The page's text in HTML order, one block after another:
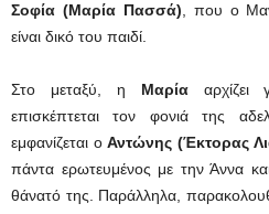
Σοφία (Μαρία Πασσά), που ο
είναι δικό του παιδί.
Στο μεταξύ, η Μαρία
επισκέπτεται τον φονιά της
εμφανίζεται οΑντώνης (Έκτορας
πάντα ερωτευμένος με την Άννα
θάνατό της. Παράλληλα,